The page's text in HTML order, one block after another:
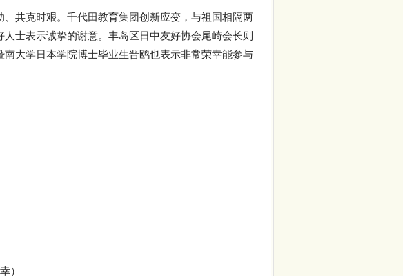
共克时艰。千代田教育集团创新应变，与祖国相隔两
士表示诚挚的谢意。丰岛区日中友好协会尾崎会长则
南大学日本学院博士毕业生晋鸥也表示非常荣幸能参与
）